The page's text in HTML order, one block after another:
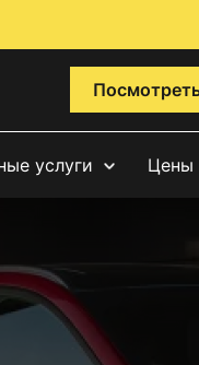
услуги Цены